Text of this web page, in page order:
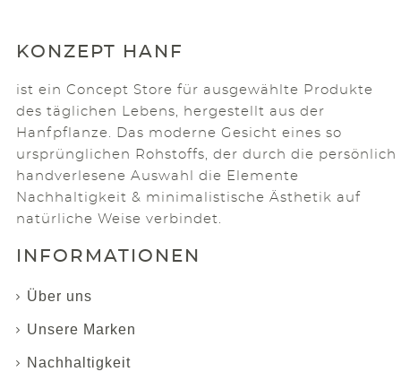
KONZEPT HANF
ist ein Concept Store für ausgewählte Produkte
des täglichen Lebens, hergestellt aus der
Hanfpflanze. Das moderne Gesicht eines so
ursprünglichen Rohstoffs, der durch die persönlich
handverlesene Auswahl die Elemente
Nachhaltigkeit & minimalistische Ästhetik auf
natürliche Weise verbindet.
INFORMATIONEN
Über uns
Unsere Marken
Nachhaltigkeit